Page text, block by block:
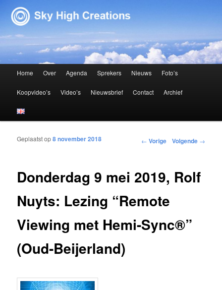
Sky High Creations
Spring naar de primaire inhoud
Spring naar de secundaire inhoud
Home Over Agenda Sprekers Nieuws Foto’s
Koopvideo’s Video’s Nieuwsbrief Contact Archief
Bericht navigatie ← Vorige Volgende →
Donderdag 9 mei 2019, Rolf
Nuyts: Lezing “Remote
Viewing met Hemi-Sync®”
(Oud-Beijerland)
Geplaatst op8 november 2018